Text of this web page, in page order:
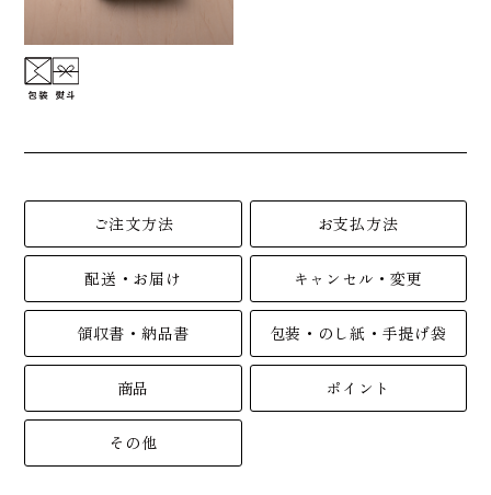
ご注文方法 お支払方法
配送・お届け キャンセル・変更
領収書・納品書 包装・のし紙・手提げ袋
商品 ポイント
その他